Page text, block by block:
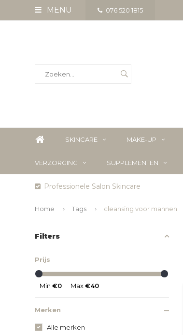
MENU 076 520 1815
SKINCARE MAKE-UP
VERZORGING SUPPLEMENTEN
Professionele Salon Skincare
Home Tags cleansing voor mannen
Filters
Prijs
Min €0 Max€40
Merken
Alle merken